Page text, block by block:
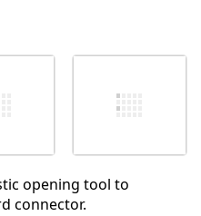
opening tool to
connector.